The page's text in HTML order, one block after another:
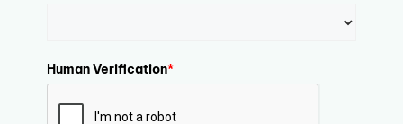
Human Verification*